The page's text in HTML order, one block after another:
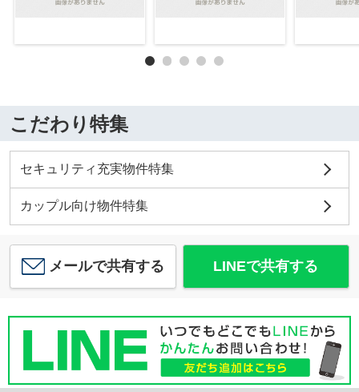
こだわり特集
セキュリティ充実物件特集
カップル向け物件特集
メールで共有する LINEで共有する